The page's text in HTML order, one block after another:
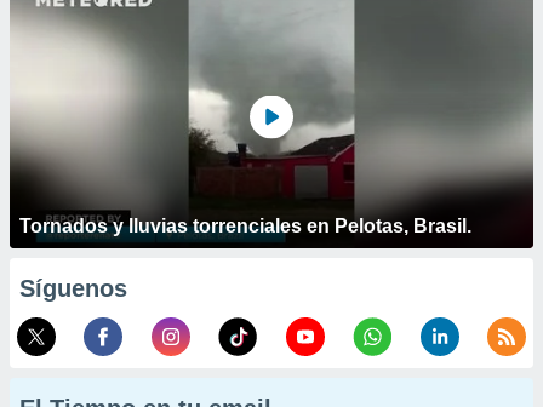
Tornados y lluvias torrenciales en Pelotas, Brasil.
Síguenos